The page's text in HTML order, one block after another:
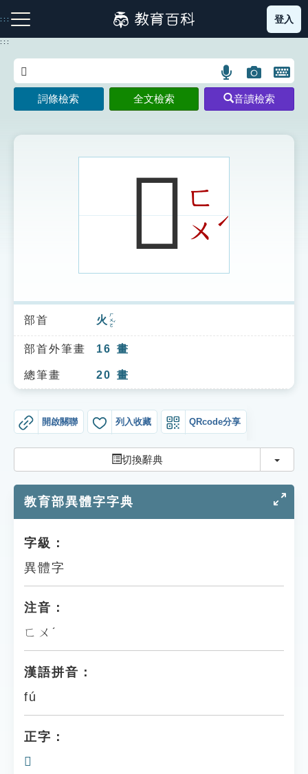
到
主
:::
注音索引圖示 筆畫索引圖示 部首索引表圖示
索引選單
知識索引
單字索引
遊戲專區
教學應用
貓頭鷹博士
登入
:::
語
言
搜
示
圖
片
搜
開
鍵
圖
詞條檢索 全文檢索 音讀檢索
𤒓ㄈ
ㄨˊ
部首 火 ㄏㄨㄛˇ
部首外筆畫 16 畫
總筆畫 20 畫
開啟關聯 列入收藏 QRcode分享
切換辭典 切換
教育部異體字字典
字級：
異體字
注音：
ㄈㄨˊ
漢語拼音：
fú
正字：
𤉹